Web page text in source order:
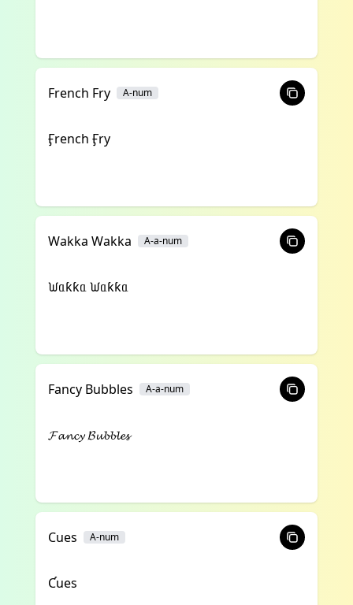
French Fry A-num
Ӻrench Ӻry
Wakka Wakka A-a-num
ᙎᥲƙƙᥲ ᙎᥲƙƙᥲ
Fancy Bubbles A-a-num
𝓕𝓪𝓷𝓬𝔂 𝓑𝓾𝓫𝓫𝓵𝓮𝓼
Cues A-num
Ƈues